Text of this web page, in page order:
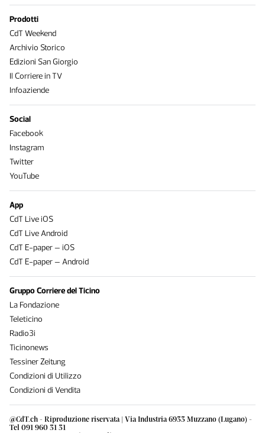
@CdT.ch - Riproduzione riservata | Via Industria 6933 Muzzano (Lugano) -
Tel 091 960 31 31
Prodotti
CdT Weekend
Archivio Storico
Edizioni San Giorgio
Il Corriere in TV
Infoaziende
Social
Facebook
Instagram
Twitter
YouTube
App
CdT Live iOS
CdT Live Android
CdT E-paper – iOS
CdT E-paper – Android
Gruppo Corriere del Ticino
La Fondazione
Teleticino
Radio3i
Ticinonews
Tessiner Zeitung
Condizioni di Utilizzo
Condizioni di Vendita